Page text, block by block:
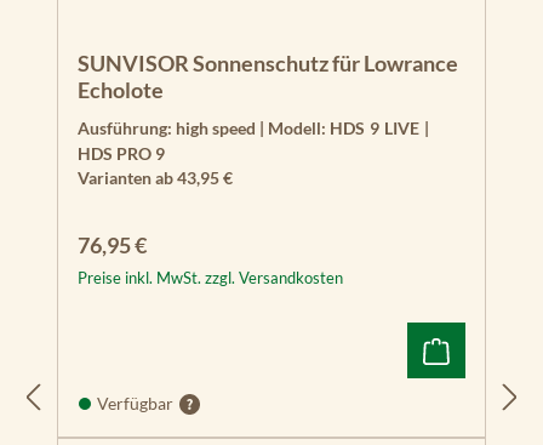
SUNVISOR Sonnenschutz für Lowrance
Echolote
Ausführung: high speed | Modell: HDS 9 LIVE |
HDS PRO 9
Varianten ab43,95 €
Regulärer Preis:
76,95 €
Preise inkl. MwSt. zzgl. Versandkosten
Verfügbar